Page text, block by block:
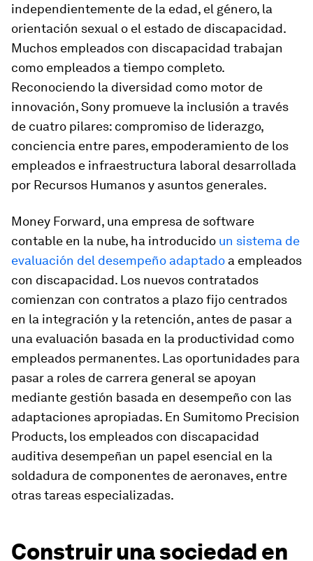
independientemente de la edad, el género, la
orientación sexual o el estado de discapacidad.
Muchos empleados con discapacidad trabajan
como empleados a tiempo completo.
Reconociendo la diversidad como motor de
innovación, Sony promueve la inclusión a través
de cuatro pilares: compromiso de liderazgo,
conciencia entre pares, empoderamiento de los
empleados e infraestructura laboral desarrollada
por Recursos Humanos y asuntos generales.
Money Forward, una empresa de software
contable en la nube, ha introducido un sistema de
evaluación del desempeño adaptado a empleados
con discapacidad. Los nuevos contratados
comienzan con contratos a plazo fijo centrados
en la integración y la retención, antes de pasar a
una evaluación basada en la productividad como
empleados permanentes. Las oportunidades para
pasar a roles de carrera general se apoyan
mediante gestión basada en desempeño con las
adaptaciones apropiadas. En Sumitomo Precision
Products, los empleados con discapacidad
auditiva desempeñan un papel esencial en la
soldadura de componentes de aeronaves, entre
otras tareas especializadas.
Construir una sociedad en